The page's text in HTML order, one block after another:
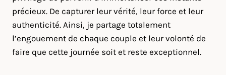
précieux. De capturer leur vérité, leur force et leur
authenticité. Ainsi, je partage totalement
l’engouement de chaque couple et leur volonté de
faire que cette journée soit et reste exceptionnel.